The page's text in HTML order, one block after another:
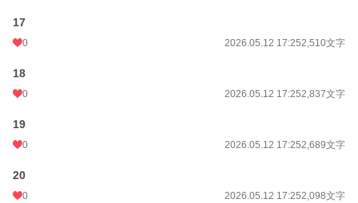
17
0 2026.05.12 17:252,510文字
18
0 2026.05.12 17:252,837文字
19
0 2026.05.12 17:252,689文字
20
0 2026.05.12 17:252,098文字